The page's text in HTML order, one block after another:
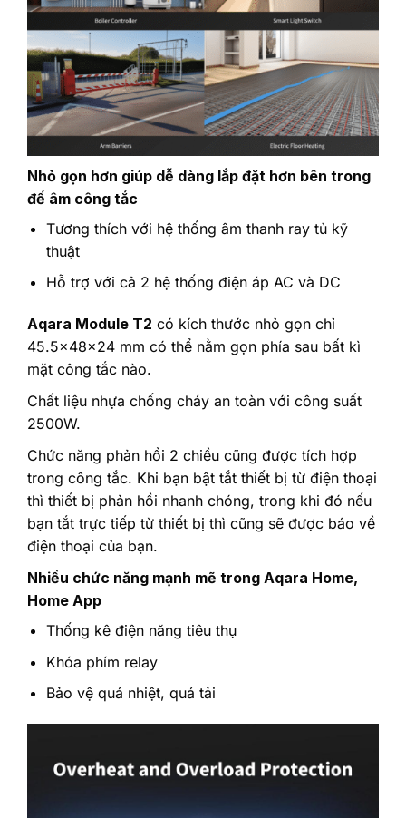
Nhỏ gọn hơn giúp dễ dàng lắp đặt hơn bên trong
đế âm công tắc
Tương thích với hệ thống âm thanh ray tủ kỹ
thuật
Hỗ trợ với cả 2 hệ thống điện áp AC và DC
Aqara Module T2 có kích thước nhỏ gọn chỉ
45.5×48×24 mm có thể nằm gọn phía sau bất kì
mặt công tắc nào.
Chất liệu nhựa chống cháy an toàn với công suất
2500W.
Chức năng phản hồi 2 chiều cũng được tích hợp
trong công tắc. Khi bạn bật tắt thiết bị từ điện thoại
thì thiết bị phản hồi nhanh chóng, trong khi đó nếu
bạn tắt trực tiếp từ thiết bị thì cũng sẽ được báo về
điện thoại của bạn.
Nhiều chức năng mạnh mẽ trong Aqara Home,
Home App
Thống kê điện năng tiêu thụ
Khóa phím relay
Bảo vệ quá nhiệt, quá tải